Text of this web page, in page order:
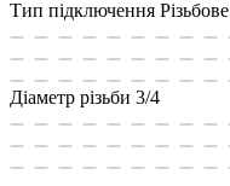
Тип підключення Різьбове
Діаметр різьби 3/4